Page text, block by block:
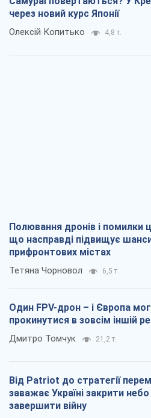
через новий курс Японії
Олексій Копитько 4,8 т.
Полювання дронів і помилки
що насправді підвищує
прифронтових містах
Тетяна Чорновол 6,5 т.
Один FPV-дрон – і Європа
прокинутися в зовсім іншій
Дмитро Томчук 21,2 т.
Від Patriot до стратегії
заважає Україні закрити небо
завершити війну